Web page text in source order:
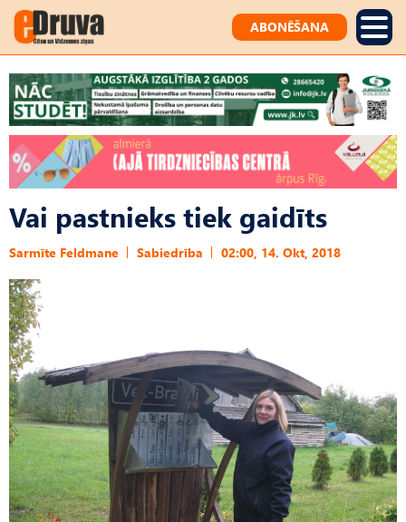
ABONĒŠANA
Vai pastnieks tiek gaidīts
Sarmīte Feldmane Sabiedrība 02:00, 14. Okt, 2018